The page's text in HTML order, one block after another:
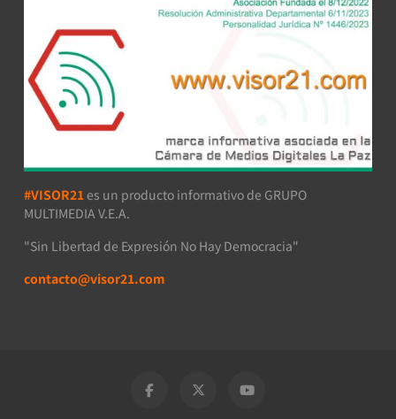
#VISOR21 es un producto informativo de GRUPO
MULTIMEDIA V.E.A.
"Sin Libertad de Expresión No Hay Democracia"
contacto@visor21.com